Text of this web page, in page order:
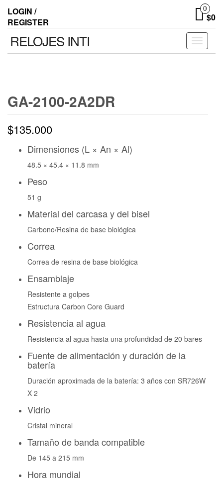
LOGIN /
REGISTER
0
$0
Toggle
RELOJES INTI
GA-2100-2A2DR
$135.000
Dimensiones (L × An × Al)
48.5 × 45.4 × 11.8 mm
Peso
51 g
Material del carcasa y del bisel
Carbono/Resina de base biológica
Correa
Correa de resina de base biológica
Ensamblaje
Resistente a golpes
Estructura Carbon Core Guard
Resistencia al agua
Resistencia al agua hasta una profundidad de 20 bares
Fuente de alimentación y duración de la
batería
Duración aproximada de la batería: 3 años con SR726W
X 2
Vidrio
Cristal mineral
Tamaño de banda compatible
De 145 a 215 mm
Hora mundial